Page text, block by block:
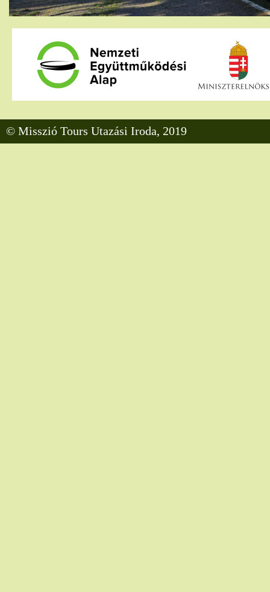
© Misszió Tours Utazási Iroda, 2019